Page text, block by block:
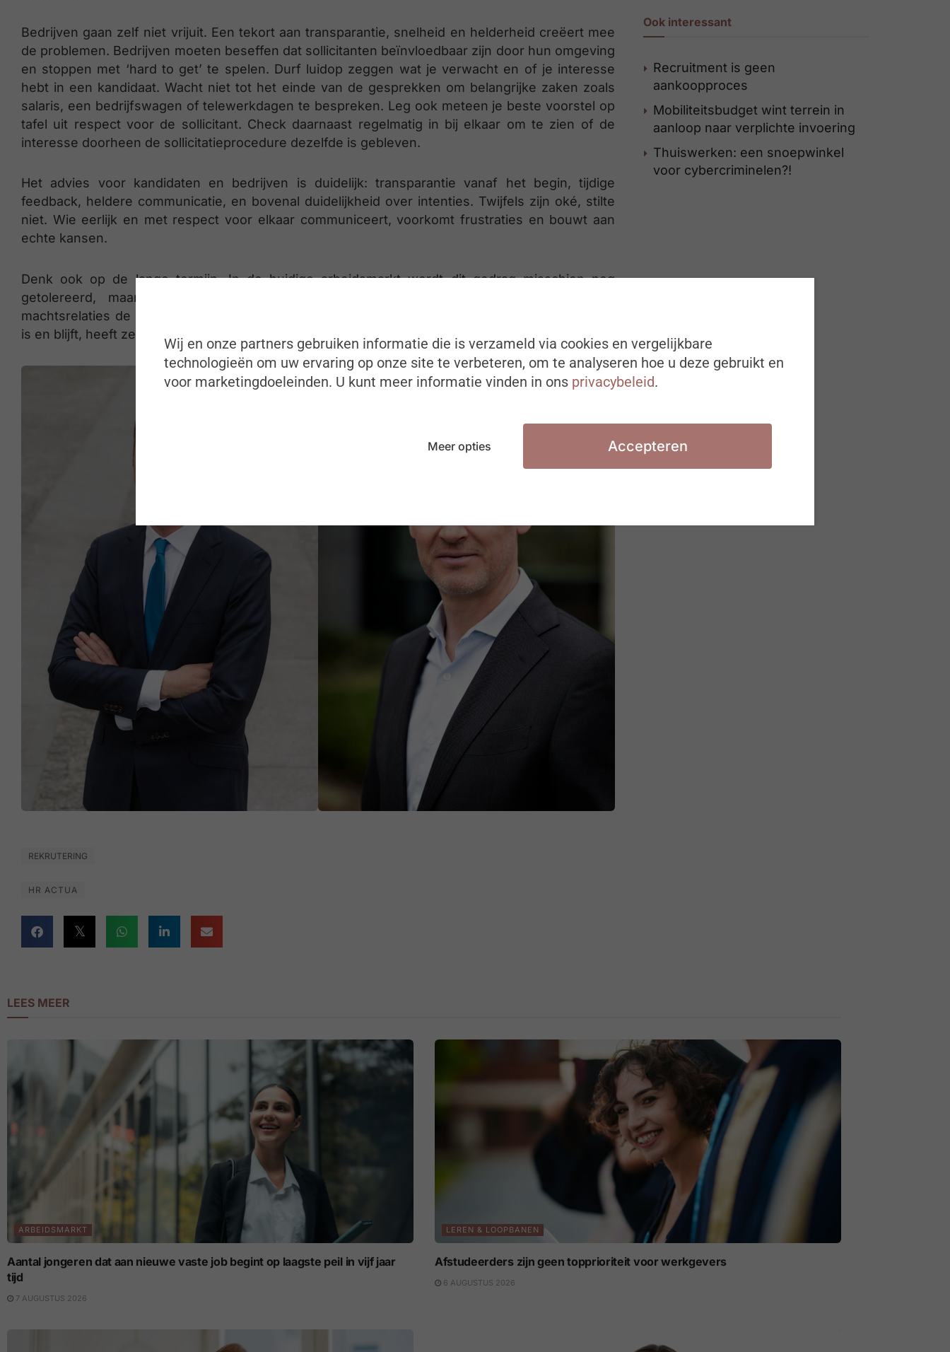
Bedrijven gaan zelf niet vrijuit. Een tekort aan transparantie, snelheid en helderheid creëert mee
de problemen. Bedrijven moeten beseffen dat sollicitanten beïnvloedbaar zijn door hun omgeving
en stoppen met ‘hard to get’ te spelen. Durf luidop zeggen wat je verwacht en of je interesse
hebt in een kandidaat. Wacht niet tot het einde van de gesprekken om belangrijke zaken zoals
salaris, een bedrijfswagen of telewerkdagen te bespreken. Leg ook meteen je beste voorstel op
tafel uit respect voor de sollicitant. Check daarnaast regelmatig in bij elkaar om te zien of de
interesse doorheen de sollicitatieprocedure dezelfde is gebleven.
Het advies voor kandidaten en bedrijven is duidelijk: transparantie vanaf het begin, tijdige
feedback, heldere communicatie, en bovenal duidelijkheid over intenties. Twijfels zijn oké, stilte
niet. Wie eerlijk en met respect voor elkaar communiceert, voorkomt frustraties en bouwt aan
echte kansen.
Denk ook op de lange termijn. In de huidige arbeidsmarkt wordt dit gedrag misschien nog
getolereerd, maar niemand weet hoe de verdere digitalisering en automatisering de
machtsrelaties de komende jaren zal veranderen. Wie wendbaar, transparant en communicatief
is en blijft, heeft zeker een voorsprong op de rest.
REKRUTERING
HR ACTUA
Ook interessant
Recruitment is geen
aankoopproces
Mobiliteitsbudget wint terrein in
aanloop naar verplichte invoering
Thuiswerken: een snoepwinkel
voor cybercriminelen?!
LEES MEER
ARBEIDSMARKT
Aantal jongeren dat aan nieuwe vaste job begint op laagste peil in vijf jaar
tijd
7 AUGUSTUS 2026
LEREN & LOOPBANEN
Afstudeerders zijn geen topprioriteit voor werkgevers
6 AUGUSTUS 2026
Wij en onze partners gebruiken informatie die is verzameld via cookies en vergelijkbare
technologieën om uw ervaring op onze site te verbeteren, om te analyseren hoe u deze gebruikt en
voor marketingdoeleinden. U kunt meer informatie vinden in ons privacybeleid.
Meer opties Accepteren